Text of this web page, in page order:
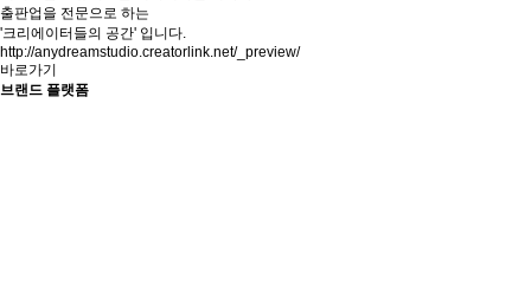
출판업을 전문으로 하는
'크리에이터들의 공간' 입니다.
http://anydreamstudio.creatorlink.net/_preview/
바로가기
브랜드 플랫폼